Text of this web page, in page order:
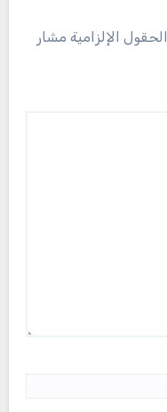
الحقول الإلزامية مشار